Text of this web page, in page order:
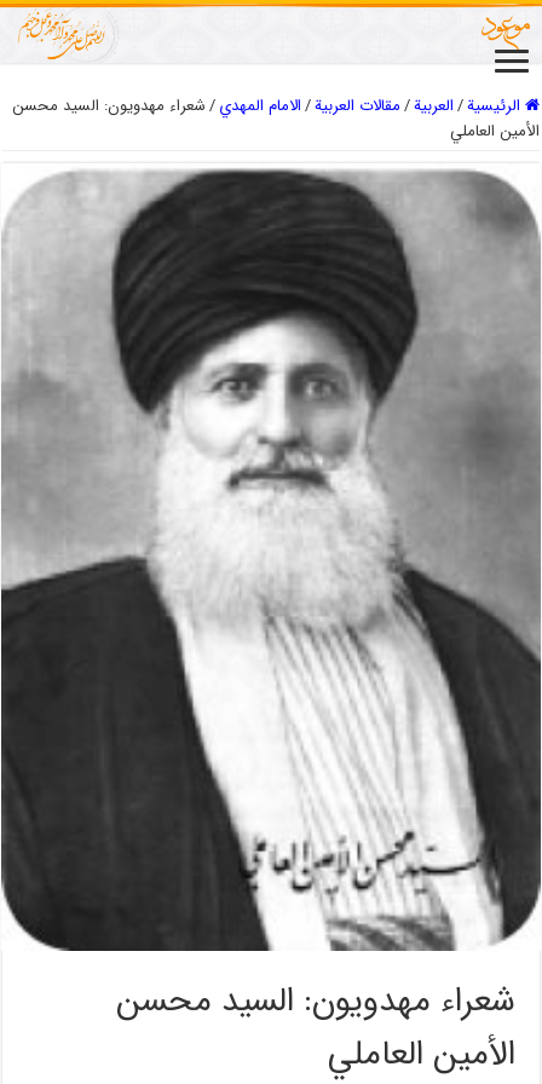
الرئيسية/العربیة/مقالات العربیة/الامام المهدي /شعراء مهدويون: السيد محسن
الأمين العاملي
شعراء مهدويون: السيد محسن
الأمين العاملي